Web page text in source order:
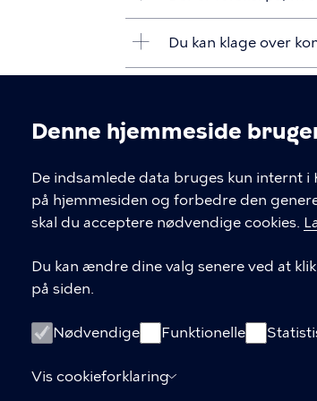
Denne hjemmeside
De indsamlede data bruges kun internt
på hjemmesiden og forbedre den
skal du acceptere nødvendige cookies.
Du kan ændre dine valg senere ved at
på siden.
Nødvendige Funktionelle
Vis cookieforklaring
Du kan klage over
På denne side kan du
Søg om hjælpemidler